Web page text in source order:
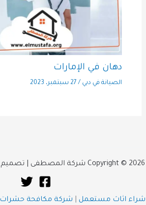
دهان في الإمارات
الصيانة في دبي / 27 سبتمبر، 2023
Copyright © 2026 شركة المصطفى | تصميم وتطوير شركة
شراء اثاث مستعمل شركة مكافحة حشرات